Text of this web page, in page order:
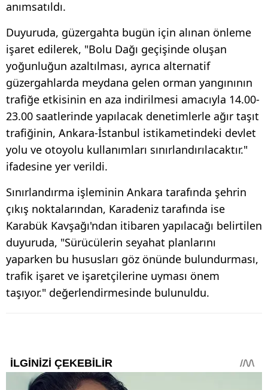
anımsatıldı.
Duyuruda, güzergahta bugün için alınan önleme
işaret edilerek, "Bolu Dağı geçişinde oluşan
yoğunluğun azaltılması, ayrıca alternatif
güzergahlarda meydana gelen orman yangınının
trafiğe etkisinin en aza indirilmesi amacıyla 14.00-
23.00 saatlerinde yapılacak denetimlerle ağır taşıt
trafiğinin, Ankara-İstanbul istikametindeki devlet
yolu ve otoyolu kullanımları sınırlandırılacaktır."
ifadesine yer verildi.
Sınırlandırma işleminin Ankara tarafında şehrin
çıkış noktalarından, Karadeniz tarafında ise
Karabük Kavşağı'ndan itibaren yapılacağı belirtilen
duyuruda, "Sürücülerin seyahat planlarını
yaparken bu hususları göz önünde bulundurması,
trafik işaret ve işaretçilerine uyması önem
taşıyor." değerlendirmesinde bulunuldu.